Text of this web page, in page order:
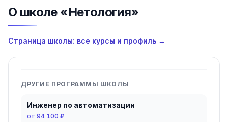
О школе «Нетология»
Страница школы: все курсы и профиль →
ДРУГИЕ ПРОГРАММЫ ШКОЛЫ
Инженер по автоматизации
от 94 100 ₽